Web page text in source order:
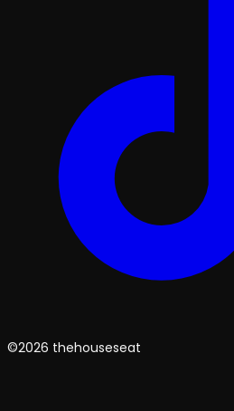
©2026 thehouseseat